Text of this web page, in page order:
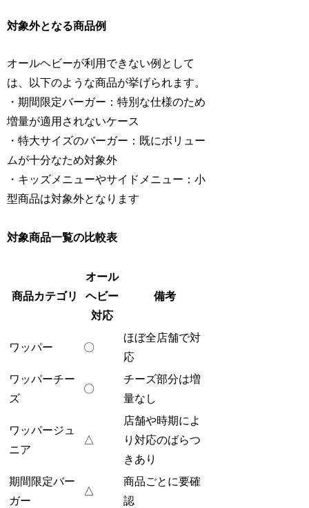
対象外となる商品例
オールヘビーが利用できない例として
は、以下のような商品が挙げられます。
・期間限定バーガー：特別な仕様のため
増量が適用されないケース
・特大サイズのバーガー：既にボリュー
ムが十分なため対象外
・キッズメニューやサイドメニュー：小
型商品は対象外となります
対象商品一覧の比較表
商品カテゴリ
オール
ヘビー
対応
備考
ワッパー 〇
ほぼ全店舗で対
応
ワッパーチー
ズ
〇
チーズ部分は増
量なし
ワッパージュ
ニア
△
店舗や時期によ
り対応のばらつ
きあり
期間限定バー
ガー
△
商品ごとに要確
認